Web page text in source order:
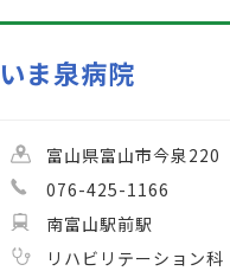
いま泉病院
富山県富山市今泉220
076-425-1166
南富山駅前駅
リハビリテーション科